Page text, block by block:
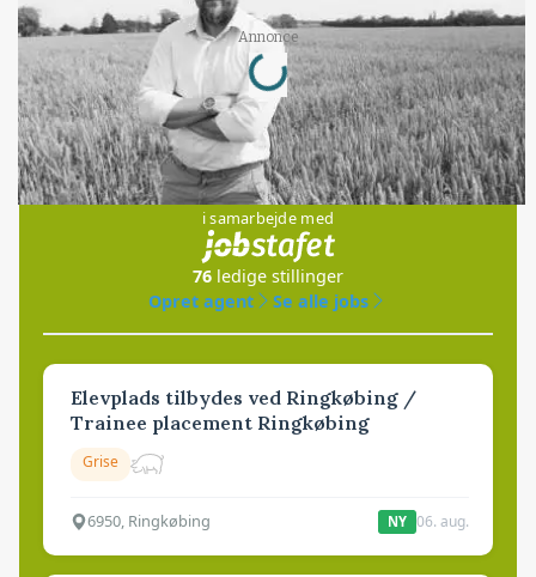
Annonce
Loading...
Jobs
i samarbejde med
76 ledige stillinger
Opret agent
Se alle jobs
Elevplads tilbydes ved Ringkøbing /
Trainee placement Ringkøbing
Grise
6950, Ringkøbing NY 06. aug.